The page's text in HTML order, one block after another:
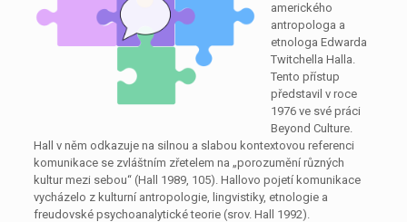
amerického
antropologa a
etnologa Edwarda
Twitchella Halla.
Tento přístup
představil v roce
1976 ve své práci
Beyond Culture.
Hall v něm odkazuje na silnou a slabou kontextovou referenci
komunikace se zvláštním zřetelem na „porozumění různých
kultur mezi sebou“ (Hall 1989, 105). Hallovo pojetí komunikace
vycházelo z kulturní antropologie, lingvistiky, etnologie a
freudovské psychoanalytické teorie (srov. Hall 1992).